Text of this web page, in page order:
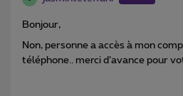
Bonjour,
Non, personne a accès à mon
téléphone.. merci d’avance pour